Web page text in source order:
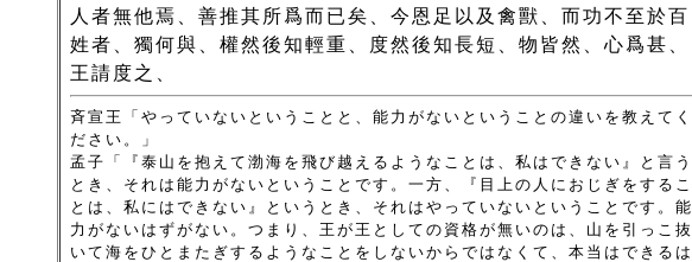
人者無他焉、善推其所爲而已矣、今恩足以及禽獸、而功不至於百
姓者、獨何與、權然後知輕重、度然後知長短、物皆然、心爲甚、
王請度之、
斉宣王「やっていないということと、能力がないということの違いを教えてく
ださい。」
孟子「『泰山を抱えて渤海を飛び越えるようなことは、私はできない』と言う
とき、それは能力がないということです。一方、『目上の人におじぎをするこ
とは、私にはできない』というとき、それはやっていないということです。能
力がないはずがない。つまり、王が王としての資格が無いのは、山を引っこ抜
いて海をひとまたぎするようなことをしないからではなくて、本当はできるは